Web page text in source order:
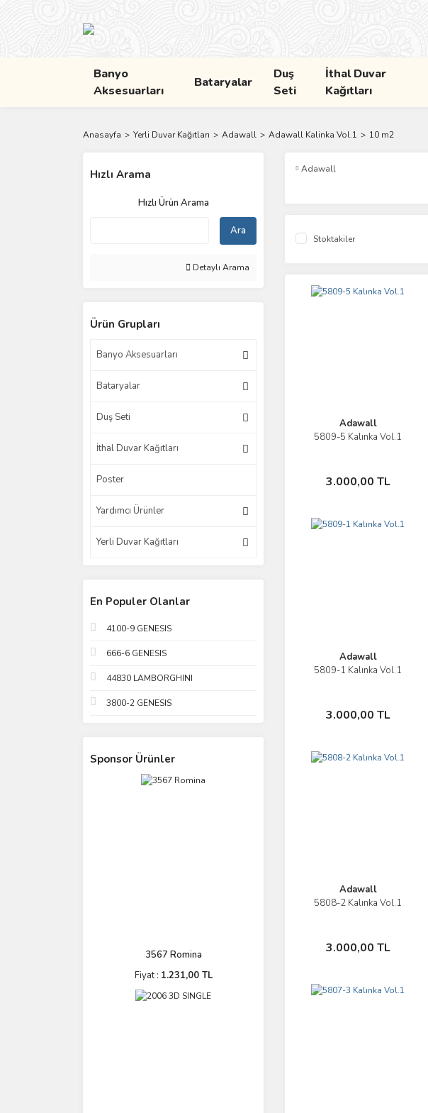
Banyo
Aksesuarları
Bataryalar
Duş
Seti
İthal Duvar
Kağıtları
Anasayfa Yerli Duvar Kağıtları Adawall Adawall Kalinka Vol.1 10 m2
Hızlı Arama
Hızlı Ürün Arama
Ara
Detaylı Arama
Ürün Grupları
Banyo Aksesuarları
Bataryalar
Duş Seti
İthal Duvar Kağıtları
Poster
Yardımcı Ürünler
Yerli Duvar Kağıtları
En Populer Olanlar
4100-9 GENESIS
666-6 GENESIS
44830 LAMBORGHINI
3800-2 GENESIS
Sponsor Ürünler
3567 Romina
Fiyat : 1.231,00 TL
Adawall
Stoktakiler
Adawall
5809-5 Kalınka Vol.1
3.000,00 TL
İncele
Sepete Ekle
Adawall
5809-1 Kalınka Vol.1
3.000,00 TL
İncele
Sepete Ekle
Adawall
5808-2 Kalınka Vol.1
3.000,00 TL
İncele
Sepete Ekle